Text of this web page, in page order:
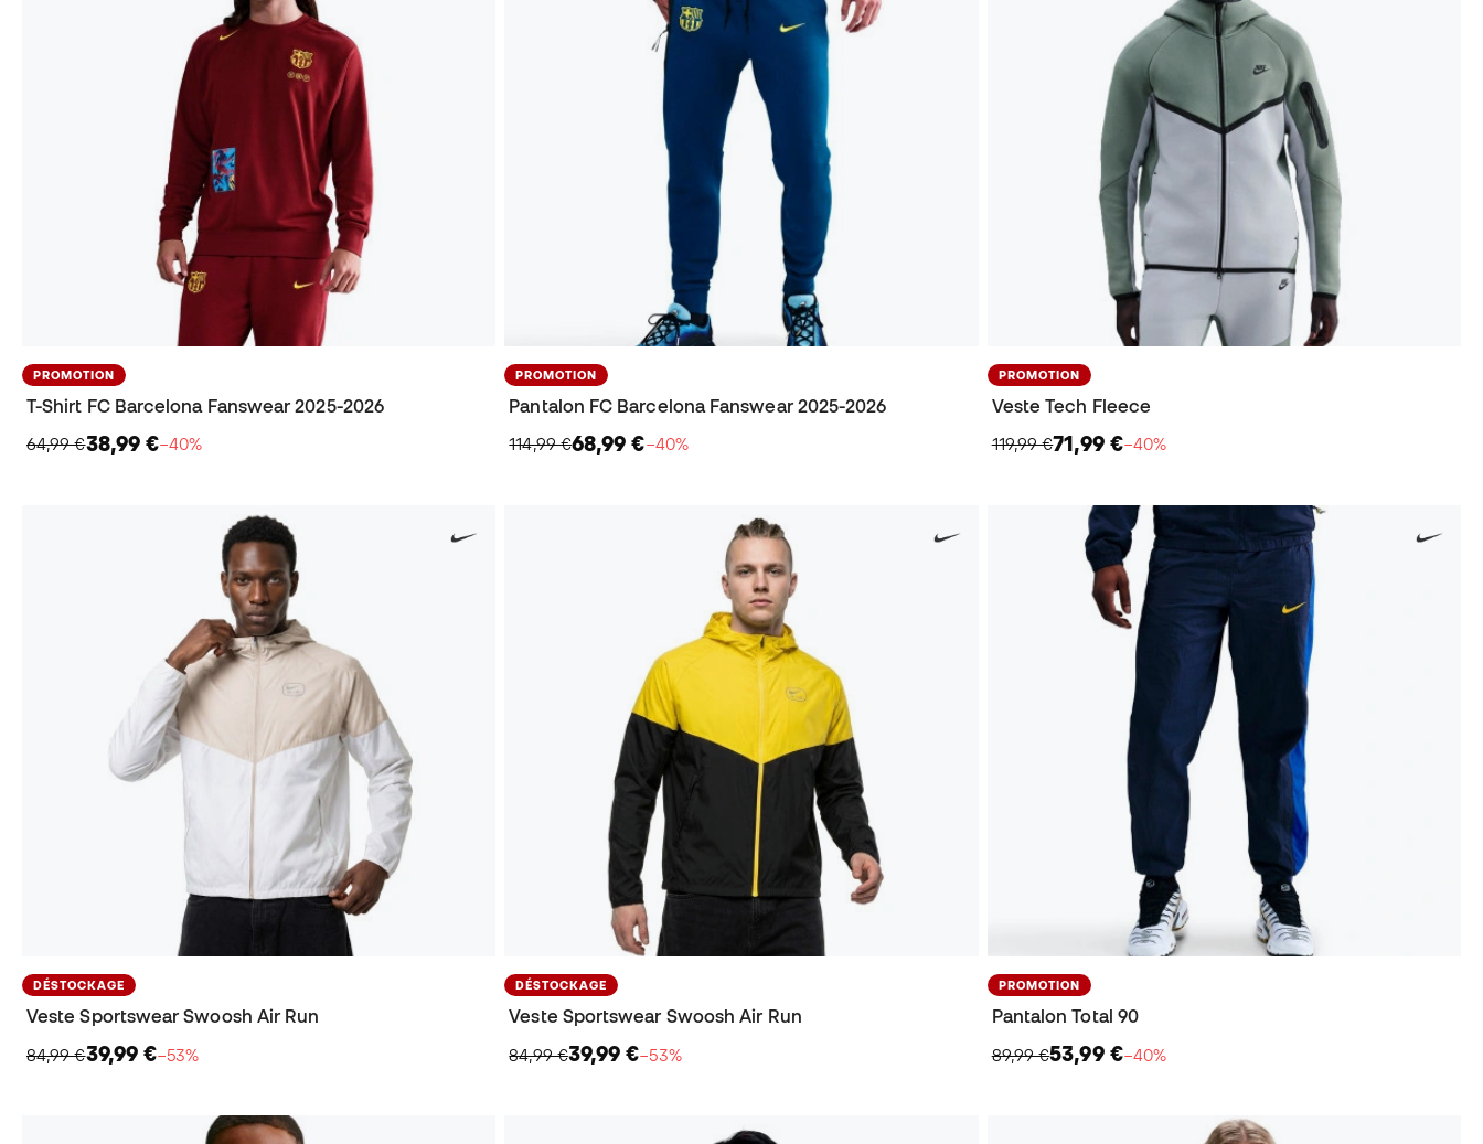
PROMOTION
T-Shirt FC Barcelona Fanswear 2025-2026
64,99 €38,99 €−40%
PROMOTION
Pantalon FC Barcelona Fanswear 2025-2026
114,99 €68,99 €−40%
PROMOTION
Veste Tech Fleece
119,99 €71,99 €−40%
DÉSTOCKAGE
Veste Sportswear Swoosh Air Run
84,99 €39,99 €−53%
DÉSTOCKAGE
Veste Sportswear Swoosh Air Run
84,99 €39,99 €−53%
PROMOTION
Pantalon Total 90
89,99 €53,99 €−40%